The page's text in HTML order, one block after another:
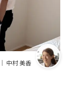
中村 美香